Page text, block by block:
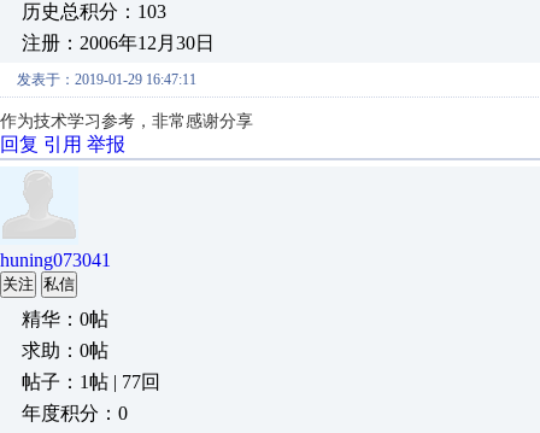
历史总积分：103
注册：2006年12月30日
发表于：2019-01-29 16:47:11
作为技术学习参考，非常感谢分享
回复 引用 举报
huning073041
关注 私信
精华：0帖
求助：0帖
帖子：1帖 | 77回
年度积分：0